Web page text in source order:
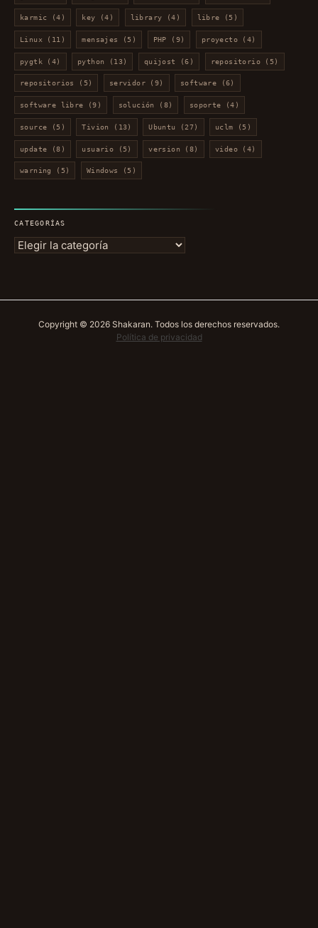
karmic (4) key (4) library (4) libre (5)
Linux (11) mensajes (5) PHP (9) proyecto (4)
pygtk (4) python (13) quijost (6) repositorio (5)
repositorios (5) servidor(9) software (6)
software libre (9) solución (8) soporte (4)
source (5) Tivion (13) Ubuntu (27) uclm (5)
update (8) usuario (5) version (8) video (4)
warning (5) Windows (5)
CATEGORÍAS
Copyright © 2026 Shakaran. Todos los derechos reservados.
Política de privacidad